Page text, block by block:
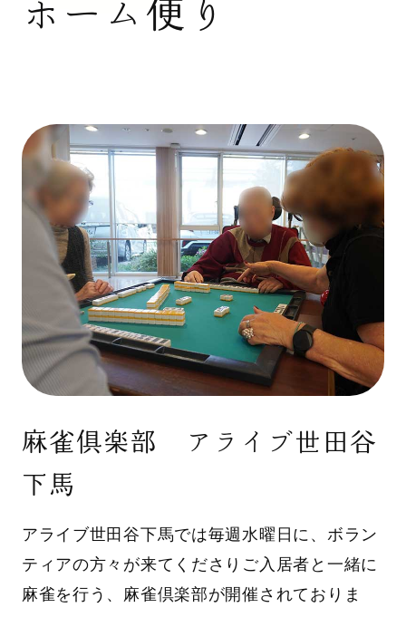
ホーム便り
麻雀俱楽部 アライブ世田谷
下馬
アライブ世田谷下馬では毎週水曜日に、ボラン
ティアの方々が来てくださりご入居者と一緒に
麻雀を行う、麻雀倶楽部が開催されておりま